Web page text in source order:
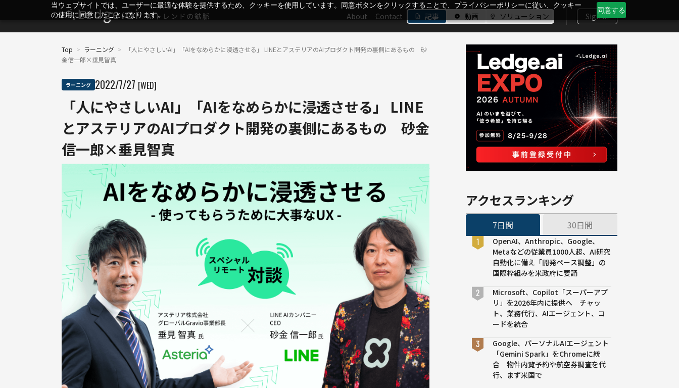
当ウェブサイトでは、ユーザーに最適な体験を提供するため、クッキーを使用しています。同意ボタンをクリックすることで、プライバシーポリシーに従い、クッキー
の使用に同意したことになります。
同意する
About Contact 記事 動画 ソリューション Sign In
Top > ラーニング >
「人にやさしいAI」「AIをなめらかに浸透させる」 LINEとアステリアのAIプロダクト開発の裏側にあるもの 砂
金信一郎×垂見智真
ラーニング 2022/7/27 [WED]
「人にやさしいAI」「AIをなめらかに浸透させる」 LINE
とアステリアのAIプロダクト開発の裏側にあるもの 砂金
信一郎×垂見智真
アクセスランキング
7日間 30日間
OpenAI、Anthropic、Google、
Metaなどの従業員1000人超、AI研究
自動化に備え「開発ペース調整」の
国際枠組みを米政府に要請
Microsoft、Copilot「スーパーアプ
リ」を2026年内に提供へ チャッ
ト、業務代行、AIエージェント、コ
ードを統合
Google、パーソナルAIエージェント
「Gemini Spark」をChromeに統
合 物件内覧予約や航空券調査を代
行、まず米国で